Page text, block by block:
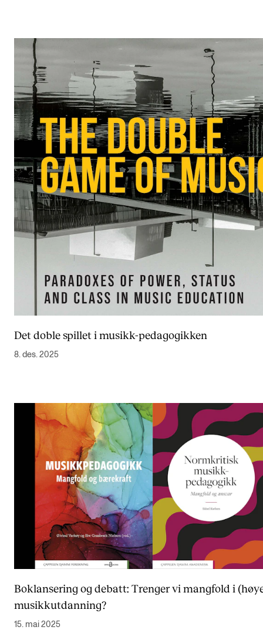
Det doble spillet i musikk-pedagogikken
8. des. 2025
Boklansering og debatt: Trenger vi mangfold i
musikkutdanning?
15. mai 2025